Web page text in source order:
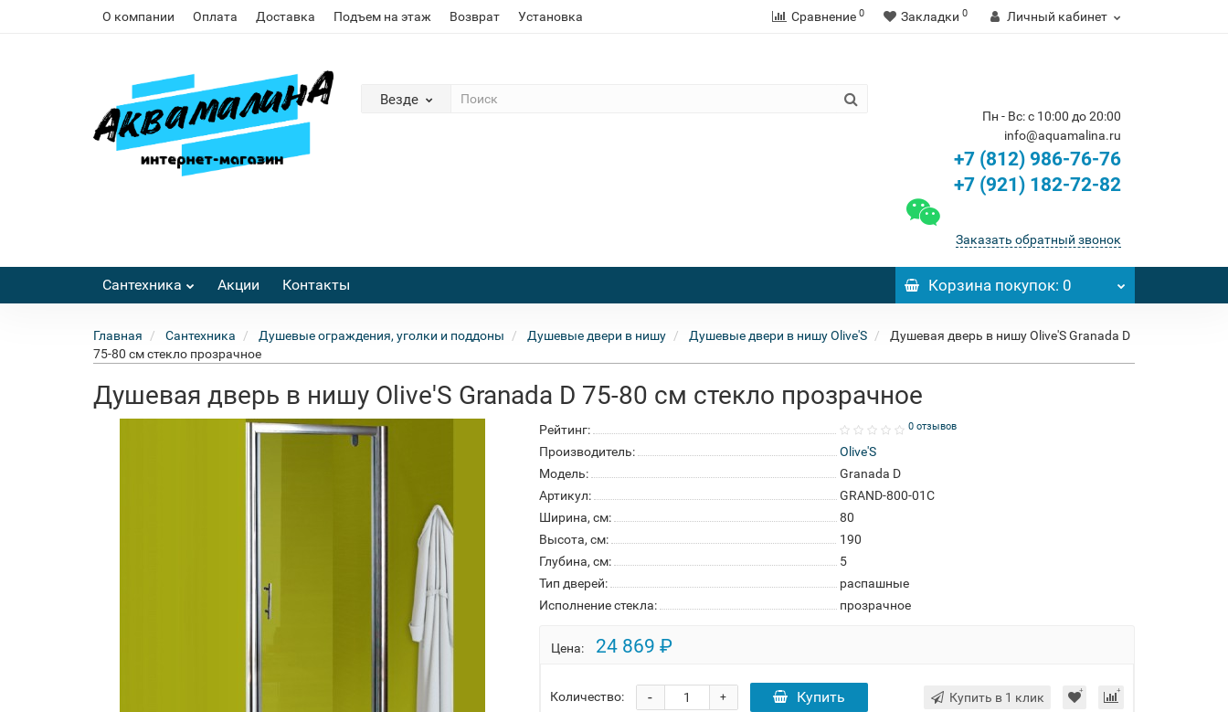
О компании Оплата Доставка Подъем на этаж Возврат Установка Сравнение 0 Закладки 0 Личный кабинет
Везде
Пн - Вс: с 10:00 до 20:00
info@aquamalina.ru
+7 (812) 986-76-76
+7 (921) 182-72-82
Заказать обратный звонок
Сантехника Акции Контакты Корзинапокупок: 0
Главная Сантехника Душевые ограждения, уголки и поддоны Душевые двери в нишу Душевые двери в нишу Olive'S
Душевая дверь в нишу Olive'S Granada D
75-80 см стекло прозрачное
Душевая дверь в нишу Olive'S Granada D 75-80 см стекло прозрачное
Рейтинг: 0 отзывов
Производитель:
Olive'S
Модель:
Granada D
Артикул:
GRAND-800-01C
Ширина, см:
80
Высота, см:
190
Глубина, см:
5
Тип дверей:
распашные
Исполнение стекла:
прозрачное
Цена: 24 869 ₽
Количество: +
- Купить Купить в 1 клик